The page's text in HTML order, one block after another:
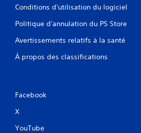
Conditions d'utilisation du logiciel
Politique d'annulation du PS Store
Avertissements relatifs à la santé
À propos des classifications
Facebook
X
YouTube